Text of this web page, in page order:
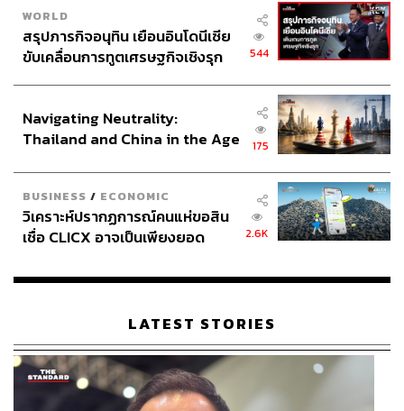
WORLD
สรุปภารกิจอนุทิน เยือนอินโดนีเซีย
ขับเคลื่อนการทูตเศรษฐกิจเชิงรุก
544
Navigating Neutrality:
Thailand and China in the Age
175
BUSINESS / ECONOMIC
วิเคราะห์ปรากฏการณ์คนแห่ขอสิน
เชื่อ CLICX อาจเป็นเพียงยอด
เรือนไทยที่ถูกซุกไว้
2.6K
LATEST STORIES